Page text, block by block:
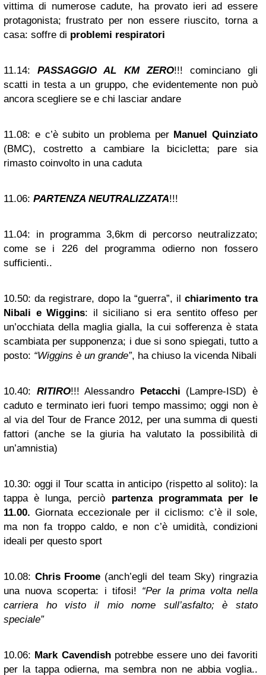
vittima di numerose cadute, ha provato ieri ad essere
protagonista; frustrato per non essere riuscito, torna a
casa: soffre di problemi respiratori
11.14: PASSAGGIO AL KM ZERO!!! cominciano gli
scatti in testa a un gruppo, che evidentemente non può
ancora scegliere se e chi lasciar andare
11.08: e c’è subito un problema per Manuel Quinziato
(BMC), costretto a cambiare la bicicletta; pare sia
rimasto coinvolto in una caduta
11.06: PARTENZA NEUTRALIZZATA!!!
11.04: in programma 3,6km di percorso neutralizzato;
come se i 226 del programma odierno non fossero
sufficienti..
10.50: da registrare, dopo la “guerra”, il chiarimento tra
Nibali e Wiggins: il siciliano si era sentito offeso per
un’occhiata della maglia gialla, la cui sofferenza è stata
scambiata per supponenza; i due si sono spiegati, tutto a
posto: “Wiggins è un grande”, ha chiuso la vicenda Nibali
10.40: RITIRO!!! Alessandro Petacchi (Lampre-ISD) è
caduto e terminato ieri fuori tempo massimo; oggi non è
al via del Tour de France 2012, per una summa di questi
fattori (anche se la giuria ha valutato la possibilità di
un’amnistia)
10.30: oggi il Tour scatta in anticipo (rispetto al solito): la
tappa è lunga, perciò partenza programmata per le
11.00.Giornata eccezionale per il ciclismo: c’è il sole,
ma non fa troppo caldo, e non c’è umidità, condizioni
ideali per questo sport
10.08: Chris Froome (anch’egli del team Sky) ringrazia
una nuova scoperta: i tifosi! “Per la prima volta nella
carriera ho visto il mio nome sull’asfalto; è stato
speciale”
10.06: Mark Cavendishpotrebbe essere uno dei favoriti
per la tappa odierna, ma sembra non ne abbia voglia..